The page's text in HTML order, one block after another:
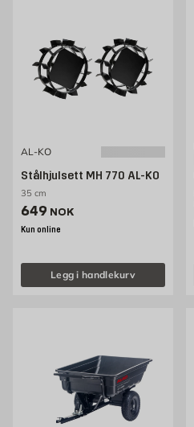
AL-KO
Stålhjulsett MH 770 AL-KO
35 cm
Pris 649 NOK /stk
649 NOK
Kun online
Legg i handlekurv